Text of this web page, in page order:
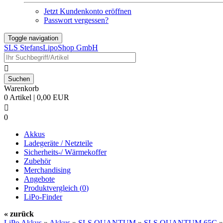
Jetzt Kundenkonto eröffnen
Passwort vergessen?
Toggle navigation
SLS StefansLipoShop GmbH

Warenkorb
0 Artikel | 0,00 EUR

0
Akkus
Ladegeräte / Netzteile
Sicherheits-/ Wärmekoffer
Zubehör
Merchandising
Angebote
Produktvergleich (0)
LiPo-Finder
« zurück